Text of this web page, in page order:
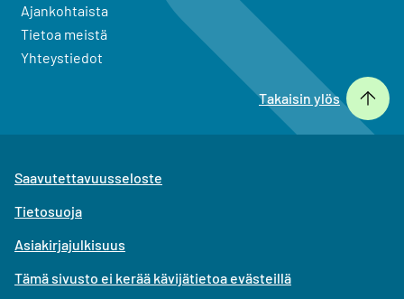
Ajankohtaista
Tietoa meistä
Yhteystiedot
Takaisin ylös
Saavutettavuusseloste
Tietosuoja
Asiakirjajulkisuus
Tämä sivusto ei kerää kävijätietoa evästeillä